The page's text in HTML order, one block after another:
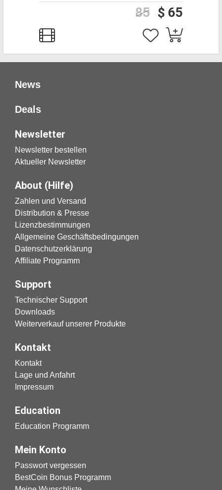
$ 65
85
News
Deals
Newsletter
Newsletter bestellen
Aktueller Newsletter
About (Hilfe)
Zahlen und Versand
Distribution & Presse
Lizenzbestimmungen
Allgemeine Geschäftsbedingungen
Datenschutzerklärung
Affiliate Programm
Support
Technischer Support
Downloads
Weiterverkauf unserer Produkte
Kontakt
Kontakt
Lage und Anfahrt
Impressum
Education
Education Programm
Mein Konto
Passwort vergessen
BestCoin Bonus Programm